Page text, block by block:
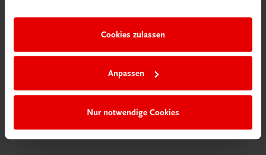
Cookies zulassen
Anpassen
Nur notwendige Cookies